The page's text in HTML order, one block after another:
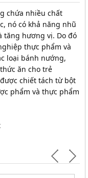
chứa nhiều chất
nó có khả năng nhũ
tăng hương vị. Do đó
thực phẩm và
loại bánh nướng,
ăn cho trẻ
chiết tách từ bột
phẩm và thực phẩm